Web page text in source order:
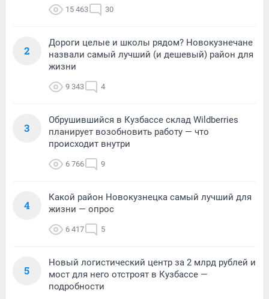
15 463 30
2
Дороги целые и школы рядом? Новокузнечане
назвали самый лучший (и дешевый) район для
жизни
9 343 4
3
Обрушившийся в Кузбассе склад Wildberries
планирует возобновить работу — что
происходит внутри
6 766 9
4
Какой район Новокузнецка самый лучший для
жизни — опрос
6 417 5
5
Новый логистический центр за 2 млрд рублей и
мост для него отстроят в Кузбассе —
подробности